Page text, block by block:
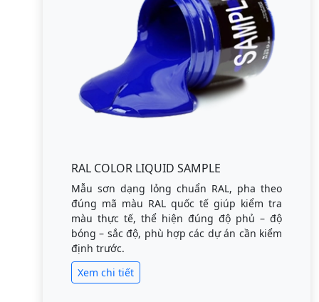
RAL COLOR LIQUID SAMPLE
Mẫu sơn dạng lỏng chuẩn RAL, pha theo
đúng mã màu RAL quốc tế giúp kiểm tra
màu thực tế, thể hiện đúng độ phủ – độ
bóng – sắc độ, phù hợp các dự án cần kiểm
định trước.
Xem chi tiết